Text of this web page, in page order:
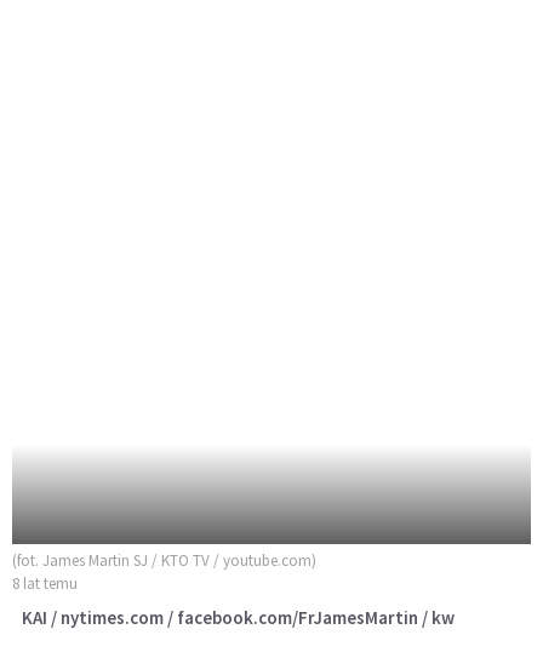
(fot. James Martin SJ / KTO TV / youtube.com)
8 lat temu
KAI / nytimes.com / facebook.com/FrJamesMartin / kw